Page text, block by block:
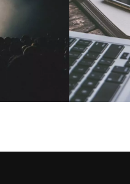
Et je m’évadequi traite
vraiment une urgence
de la douleur,
comme ça depuis